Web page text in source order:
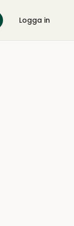
Logga in